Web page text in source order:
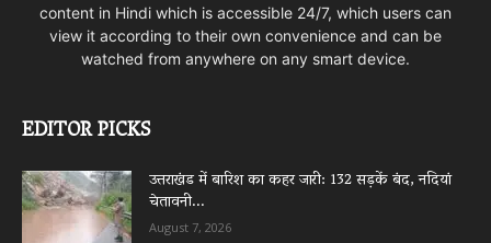
content in Hindi which is accessible 24/7, which users can
view it according to their own convenience and can be
watched from anywhere on any smart device.
EDITOR PICKS
उत्तराखंड में बारिश का कहर जारी: 132 सड़कें बंद, नदियां
चेतावनी...
August 7, 2026